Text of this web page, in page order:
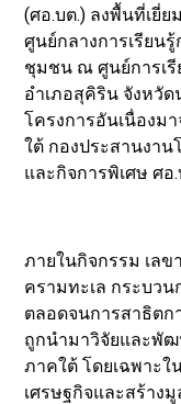
(ศอ.บต.) ลงพื้นที่เยี่
ศูนย์กลางการเรียน
ชุมชน ณ ศูนย์การเรี
อำเภอสุคิริน จังหวั
โครงการอันเนื่องม
ใต้ กองประสานงาน
และกิจการพิเศษ ศอ.
ภายในกิจกรรม เลข
ครามทะเล กระบว
ตลอดจนการสาธิตก
ถูกนำมาวิจัยและพั
ภาคใต้ โดยเฉพาะใ
เศรษฐกิจและสร้า